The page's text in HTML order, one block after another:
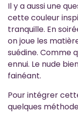
Il y a aussi une
cette couleur
tranquille. En
on joue les
suédine. Comme
ennui. Le nude
fainéant.
Pour intégrer
quelques